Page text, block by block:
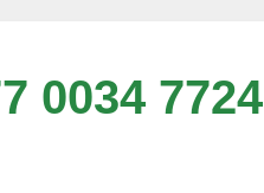
0034 7724